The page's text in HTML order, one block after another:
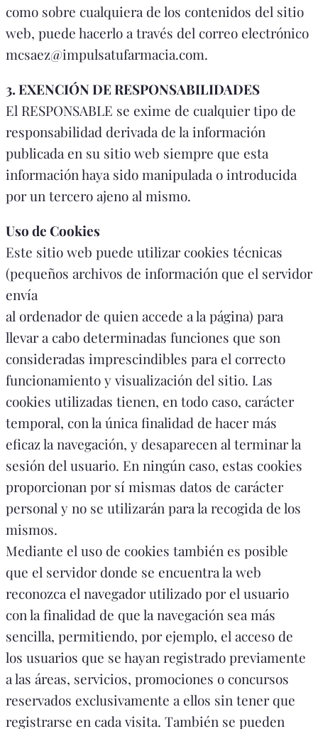
como sobre cualquiera de los contenidos del sitio
web, puede hacerlo a través del correo electrónico
mcsaez@impulsatufarmacia.com.
3. EXENCIÓN DE RESPONSABILIDADES
El RESPONSABLE se exime de cualquier tipo de
responsabilidad derivada de la información
publicada en su sitio web siempre que esta
información haya sido manipulada o introducida
por un tercero ajeno al mismo.
Uso de Cookies
Este sitio web puede utilizar cookies técnicas
(pequeños archivos de información que el servidor
envía
al ordenador de quien accede a la página) para
llevar a cabo determinadas funciones que son
consideradas imprescindibles para el correcto
funcionamiento y visualización del sitio. Las
cookies utilizadas tienen, en todo caso, carácter
temporal, con la única finalidad de hacer más
eficaz la navegación, y desaparecen al terminar la
sesión del usuario. En ningún caso, estas cookies
proporcionan por sí mismas datos de carácter
personal y no se utilizarán para la recogida de los
mismos.
Mediante el uso de cookies también es posible
que el servidor donde se encuentra la web
reconozca el navegador utilizado por el usuario
con la finalidad de que la navegación sea más
sencilla, permitiendo, por ejemplo, el acceso de
los usuarios que se hayan registrado previamente
a las áreas, servicios, promociones o concursos
reservados exclusivamente a ellos sin tener que
registrarse en cada visita. También se pueden